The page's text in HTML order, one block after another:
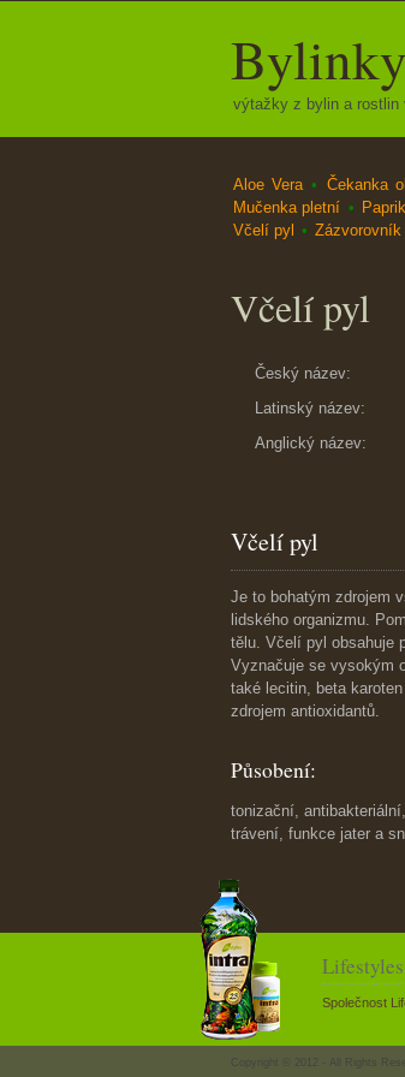
výtažky z bylin a rostlin
Aloe Vera • Čekanka
Mučenka pletní •
Včelí pyl •
Včelí pyl
Český název:
Latinský název:
Anglický název:
Včelí pyl
Je to bohatým zdrojem
lidského organizmu.
tělu. Včelí pyl obsahuje
Vyznačuje se vysokým
také lecitin, beta
zdrojem antioxidantů.
Působení:
tonizační,
trávení, funkce jater a
Lifestyles
Společnost
Copyright © 2012 - All Rights